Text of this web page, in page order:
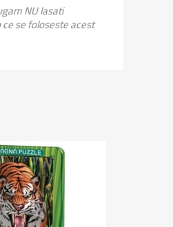
NU lasati
se foloseste acest